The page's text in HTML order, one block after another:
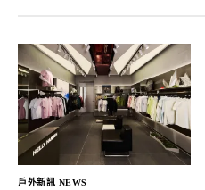
戶外新訊 NEWS